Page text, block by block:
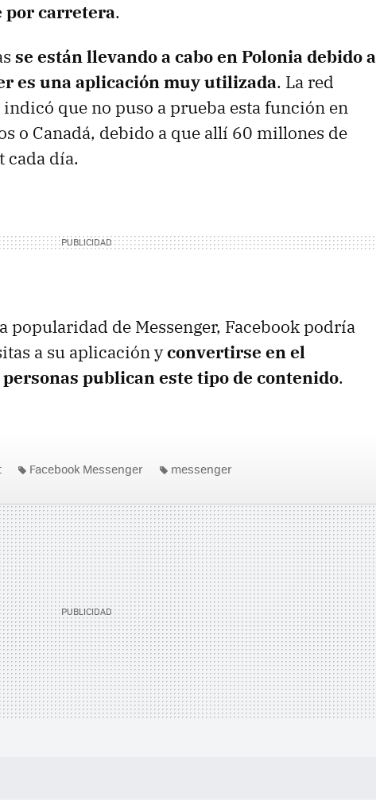
por carretera.
se están llevando a cabo en Polonia debido a
es una aplicación muy utilizada. La red
que no puso a prueba esta función en
o Canadá, debido a que allí 60 millones de
cada día.
popularidad de Messenger, Facebook podría
a su aplicación yconvertirse en el
publican este tipo de contenido.
Facebook Messenger messenger